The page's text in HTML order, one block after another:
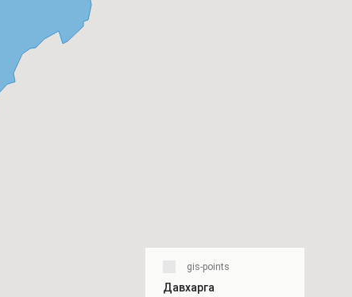
gis-points
Давхарга